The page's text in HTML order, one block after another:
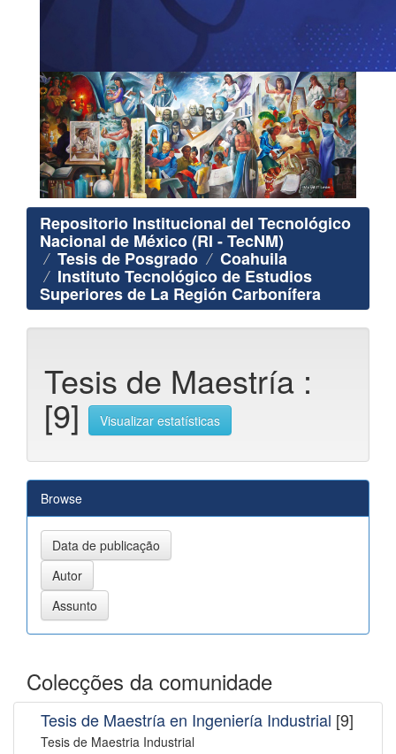
Repositorio Institucional del Tecnológico
Nacional de México (RI - TecNM)
Tesis de Posgrado Coahuila
Instituto Tecnológico de Estudios
Superiores de La Región Carbonífera
Tesis de Maestría :
[9] Visualizar estatísticas
Browse
Colecções da comunidade
Tesis de Maestría en Ingeniería Industrial [9]
Tesis de Maestria Industrial